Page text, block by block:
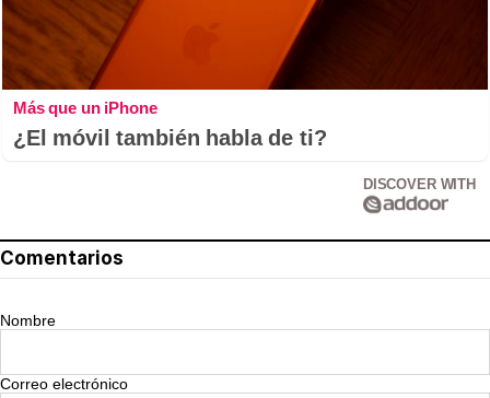
Más que un iPhone
¿El móvil también habla de ti?
DISCOVER WITH
Comentarios
Nombre
Correo electrónico